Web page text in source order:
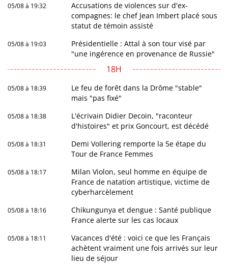
05/08 à 19:32
Accusations de violences sur d'ex-
compagnes: le chef Jean Imbert placé sous
statut de témoin assisté
05/08 à 19:03
Présidentielle : Attal à son tour visé par
"une ingérence en provenance de Russie"
18H
05/08 à 18:39
Le feu de forêt dans la Drôme "stable"
mais "pas fixé"
05/08 à 18:38
L'écrivain Didier Decoin, "raconteur
d'histoires" et prix Goncourt, est décédé
05/08 à 18:31
Demi Vollering remporte la 5e étape du
Tour de France Femmes
05/08 à 18:17
Milan Violon, seul homme en équipe de
France de natation artistique, victime de
cyberharcèlement
05/08 à 18:16
Chikungunya et dengue : Santé publique
France alerte sur les cas locaux
05/08 à 18:11
Vacances d'été : voici ce que les Français
achètent vraiment une fois arrivés sur leur
lieu de séjour